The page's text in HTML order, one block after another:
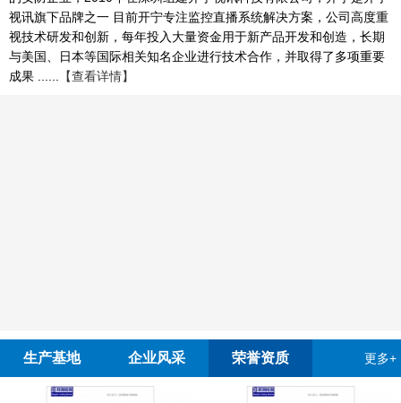
视讯旗下品牌之一 目前开宁专注监控直播系统解决方案，公司高度重
视技术研发和创新，每年投入大量资金用于新产品开发和创造，长期
与美国、日本等国际相关知名企业进行技术合作，并取得了多项重要
成果 ......
【查看详情】
生产基地 企业风采 荣誉资质 更多+